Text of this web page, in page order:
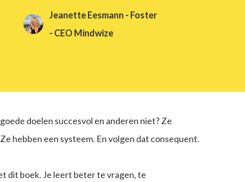
Jeanette Eesmann - Foster
- CEO Mindwize
doelen succesvol en anderen niet? Ze
hebben een systeem. En volgen dat consequent.
dit boek. Je leert beter te vragen, te